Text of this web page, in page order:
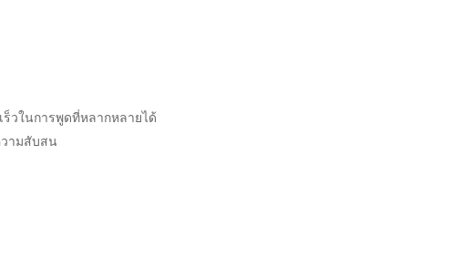
วในการพูดที่หลากหลายได้
ามสับสน